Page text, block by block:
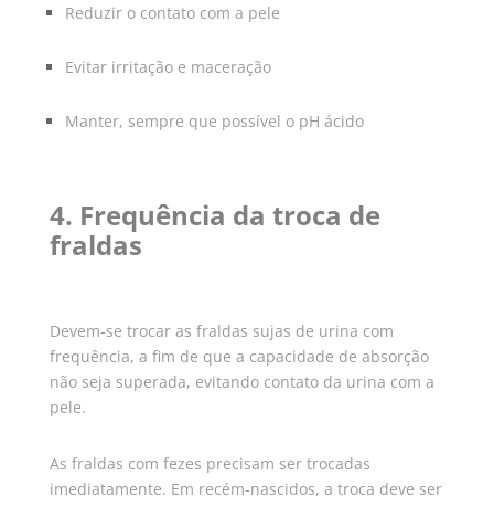
Reduzir o contato com a pele
Evitar irritação e maceração
Manter, sempre que possível o pH ácido
4. Frequência da troca de
fraldas
Devem-se trocar as fraldas sujas de urina com
frequência, a fim de que a capacidade de absorção
não seja superada, evitando contato da urina com a
pele.
As fraldas com fezes precisam ser trocadas
imediatamente. Em recém-nascidos, a troca deve ser